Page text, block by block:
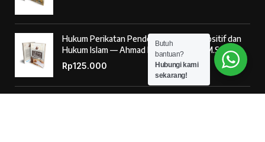
Hukum Perikatan Pendekatan Hukum Positif dan
Hukum Islam — Ahmad Musadad, S.H.I., M.S.I.
Rp125.000
Butuh
bantuan?
Hubungi kami
sekarang!